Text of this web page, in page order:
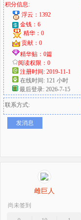
积分信息:
浮云：1392
金钱：6
精华：0
贡献：0
精华贴：0篇
阅读权限：0
注册时间: 2019-11-1
在线时间: 121 小时
最后登录: 2026-7-15
联系方式:
发消息
雌巨人
尚未签到